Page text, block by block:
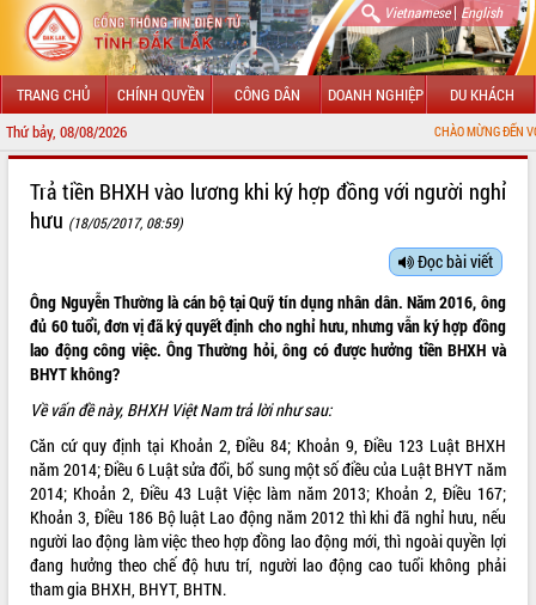
Vietnamese| English
TRANG CHỦ CHÍNH QUYỀN CÔNG DÂN DOANH NGHIỆP DU KHÁCH
Thứ bảy, 08/08/2026 CHÀO MỪNG ĐẾN VỚI
LÃNH ĐẠO UBND TỈNH
SỞ, BAN, NGÀNH
UBND CÁC XÃ, PHƯỜNG
THÔNG TIN CHỈ ĐẠO ĐIỀU HÀNH
HỆ THỐNG VĂN BẢN
VĂN BẢN HĐND TỈNH
ĐIỂM TIN VĂN BẢN
Trả tiền BHXH vào lương khi ký hợp đồng với người nghỉ
hưu (18/05/2017, 08:59)
Đọc bài viết
Ông Nguyễn Thường là cán bộ tại Quỹ tín dụng nhân dân. Năm 2016, ông
đủ 60 tuổi, đơn vị đã ký quyết định cho nghỉ hưu, nhưng vẫn ký hợp đồng
lao động công việc. Ông Thường hỏi, ông có được hưởng tiền BHXH và
BHYT không?
Về vấn đề này, BHXH Việt Nam trả lời như sau:
Căn cứ quy định tại Khoản 2, Điều 84; Khoản 9, Điều 123 Luật BHXH
năm 2014; Điều 6 Luật sửa đổi, bổ sung một số điều của Luật BHYT năm
2014; Khoản 2, Điều 43 Luật Việc làm năm 2013; Khoản 2, Điều 167;
Khoản 3, Điều 186 Bộ luật Lao động năm 2012thì khi đã nghỉ hưu, nếu
người lao động làm việc theo hợp đồng lao động mới, thì ngoài quyền lợi
đang hưởng theo chế độ hưu trí, người lao động cao tuổi không phải
tham gia BHXH, BHYT, BHTN.